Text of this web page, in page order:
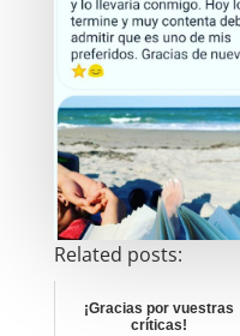
Related posts:
¡Gracias por vuestras
críticas!